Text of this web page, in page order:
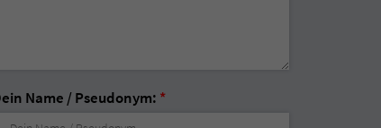
Name / Pseudonym: *